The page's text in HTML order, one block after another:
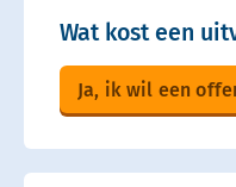
Wat kost een
Ja, ik wil een